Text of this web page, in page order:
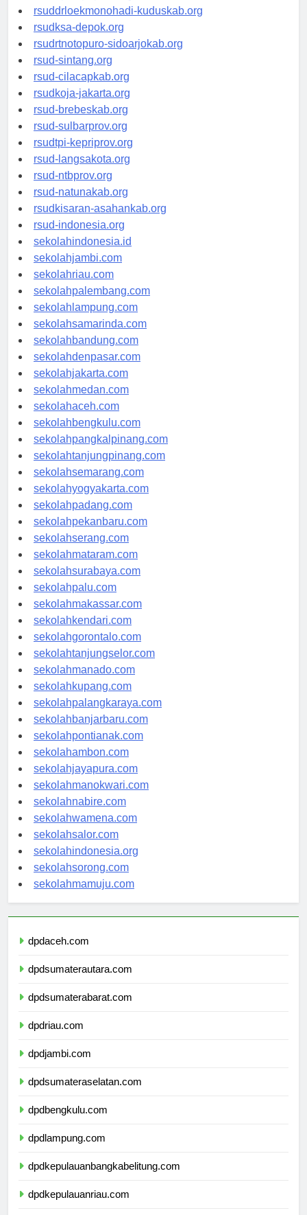
rsud-tpikepriprov.org
rsuddrloekmonohadi-kuduskab.org
rsudksa-depok.org
rsudrtnotopuro-sidoarjokab.org
rsud-sintang.org
rsud-cilacapkab.org
rsudkoja-jakarta.org
rsud-brebeskab.org
rsud-sulbarprov.org
rsudtpi-kepriprov.org
rsud-langsakota.org
rsud-ntbprov.org
rsud-natunakab.org
rsudkisaran-asahankab.org
rsud-indonesia.org
sekolahindonesia.id
sekolahjambi.com
sekolahriau.com
sekolahpalembang.com
sekolahlampung.com
sekolahsamarinda.com
sekolahbandung.com
sekolahdenpasar.com
sekolahjakarta.com
sekolahmedan.com
sekolahaceh.com
sekolahbengkulu.com
sekolahpangkalpinang.com
sekolahtanjungpinang.com
sekolahsemarang.com
sekolahyogyakarta.com
sekolahpadang.com
sekolahpekanbaru.com
sekolahserang.com
sekolahmataram.com
sekolahsurabaya.com
sekolahpalu.com
sekolahmakassar.com
sekolahkendari.com
sekolahgorontalo.com
sekolahtanjungselor.com
sekolahmanado.com
sekolahkupang.com
sekolahpalangkaraya.com
sekolahbanjarbaru.com
sekolahpontianak.com
sekolahambon.com
sekolahjayapura.com
sekolahmanokwari.com
sekolahnabire.com
sekolahwamena.com
sekolahsalor.com
sekolahindonesia.org
sekolahsorong.com